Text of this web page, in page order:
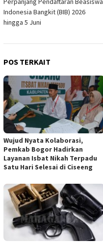
Indonesia Bangkit (BIB) 2026
hingga 5 Juni
POS TERKAIT
Wujud Nyata Kolaborasi,
Pemkab Bogor Hadirkan
Layanan Isbat Nikah Terpadu
Satu Hari Selesai di Ciseeng